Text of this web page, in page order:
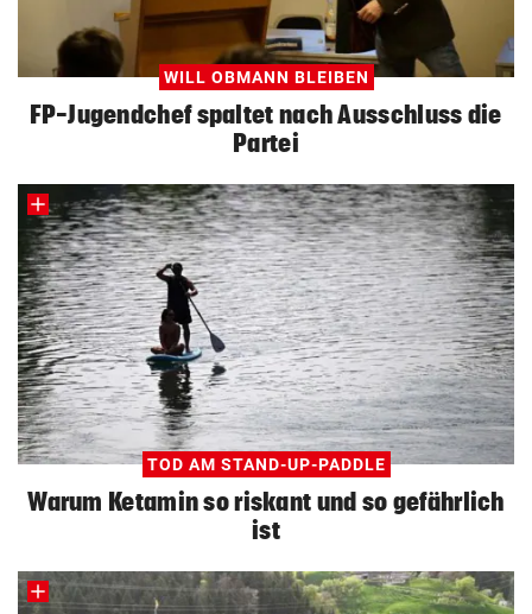
WILL OBMANN BLEIBEN
FP-Jugendchef spaltet nach Ausschluss die
Partei
TOD AM STAND-UP-PADDLE
Warum Ketamin so riskant und so gefährlich
ist